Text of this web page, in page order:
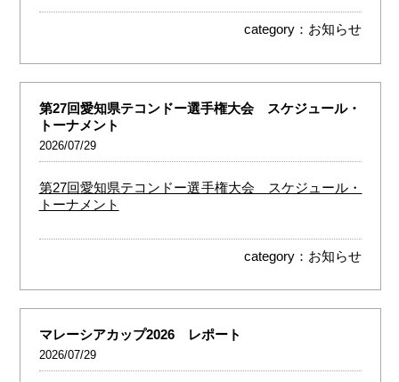
category： お知らせ
第27回愛知県テコンドー選手権大会 スケジュール・
トーナメント
2026/07/29
第27回愛知県テコンドー選手権大会 スケジュール・
トーナメント
category： お知らせ
マレーシアカップ2026 レポート
2026/07/29